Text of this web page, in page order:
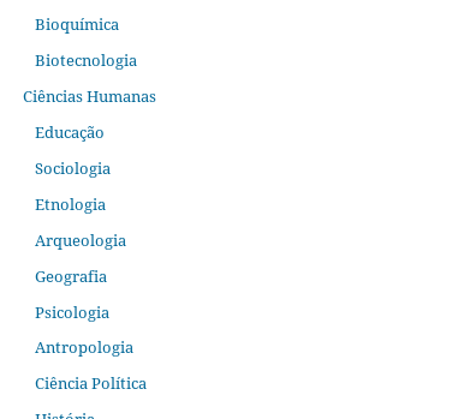
Bioquímica
Biotecnologia
Ciências Humanas
Educação
Sociologia
Etnologia
Arqueologia
Geografia
Psicologia
Antropologia
Ciência Política